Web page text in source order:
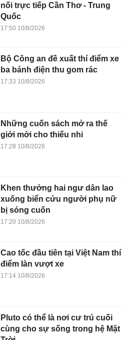
nối trực tiếp Cần Thơ - Trung
Quốc
17:50 10/8/2026
Bộ Công an đề xuất thí điểm xe
ba bánh điện thu gom rác
17:33 10/8/2026
Những cuốn sách mở ra thế
giới mới cho thiếu nhi
17:28 10/8/2026
Khen thưởng hai ngư dân lao
xuống biển cứu người phụ nữ
bị sóng cuốn
17:20 10/8/2026
Cao tốc đầu tiên tại Việt Nam thí
điểm làn vượt xe
17:14 10/8/2026
Pluto có thể là nơi cư trú cuối
cùng cho sự sống trong hệ Mặt